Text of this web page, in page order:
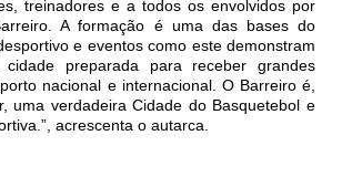
treinadores e a todos os envolvidos por
A formação é uma das bases do
e eventos como este demonstram
preparada para receber grandes
nacional e internacional. O Barreiro é,
uma verdadeira Cidade do Basquetebol e
acrescenta o autarca.